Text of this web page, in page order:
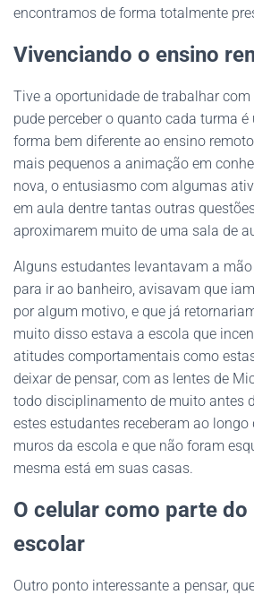
encontramos de forma totalmente
Vivenciando o ensino
Tive a oportunidade de trabalhar com
pude perceber o quanto cada turma é
forma bem diferente ao ensino
mais pequenos a animação em
nova, o entusiasmo com algumas
em aula dentre tantas outras
aproximarem muito de uma sala de
Alguns estudantes levantavam a
para ir ao banheiro, avisavam que
por algum motivo, e que já
muito disso estava a escola que
atitudes comportamentais como
deixar de pensar, com as lentes de
todo disciplinamento de muito antes
estes estudantes receberam ao
muros da escola e que não foram
mesma está em suas casas.
O celular como parte do
escolar
Outro ponto interessante a pensar,